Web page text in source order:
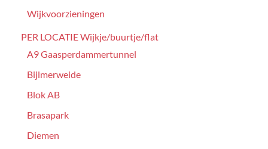
Wijkvoorzieningen
PER LOCATIE Wijkje/buurtje/flat
A9 Gaasperdammertunnel
Bijlmerweide
Blok AB
Brasapark
Diemen